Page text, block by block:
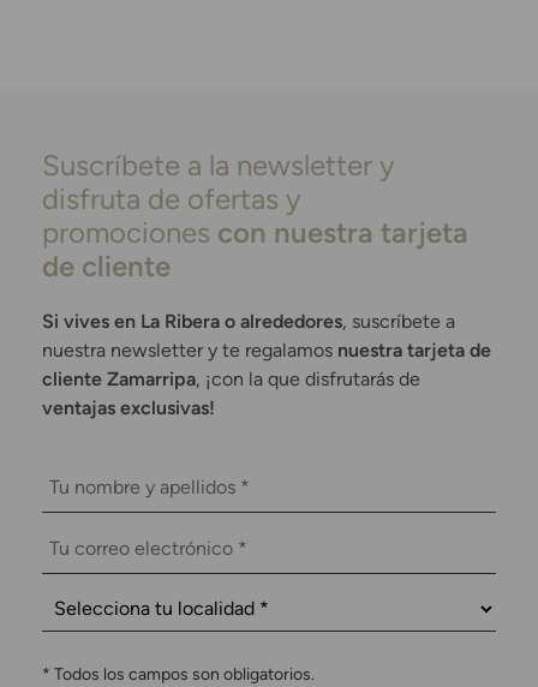
Suscríbete a la newsletter y
disfruta de ofertas y
promociones con nuestra tarjeta
de cliente
Si vives en La Ribera o alrededores, suscríbete a
nuestra newsletter y te regalamos nuestra tarjeta de
cliente Zamarripa, ¡con la que disfrutarás de
ventajas exclusivas!
* Todos los campos son obligatorios.